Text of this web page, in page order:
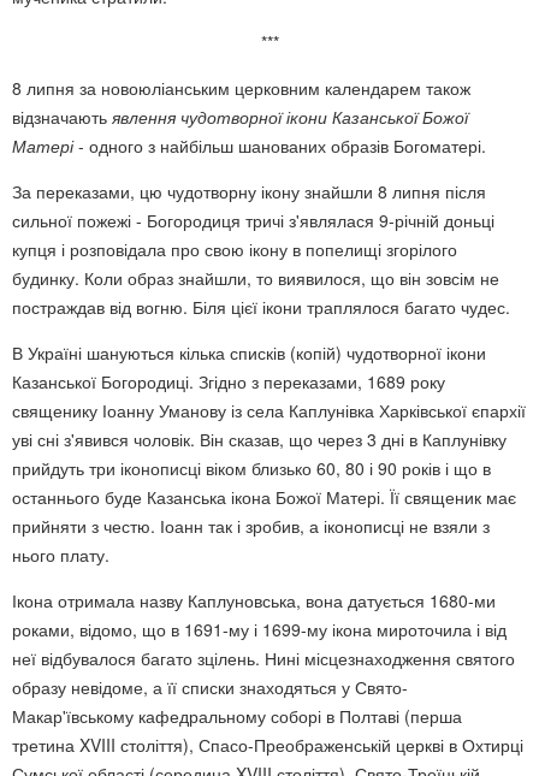
***
8 липня за новоюліанським церковним календарем також
відзначають явлення чудотворної ікони Казанської Божої
Матері- одного з найбільш шанованих образів Богоматері.
За переказами, цю чудотворну ікону знайшли 8 липня після
сильної пожежі - Богородиця тричі з'являлася 9-річній доньці
купця і розповідала про свою ікону в попелищі згорілого
будинку. Коли образ знайшли, то виявилося, що він зовсім не
постраждав від вогню. Біля цієї ікони траплялося багато чудес.
В Україні шануються кілька списків (копій) чудотворної ікони
Казанської Богородиці. Згідно з переказами, 1689 року
священику Іоанну Уманову із села Каплунівка Харківської єпархії
уві сні з'явився чоловік. Він сказав, що через 3 дні в Каплунівку
прийдуть три іконописці віком близько 60, 80 і 90 років і що в
останнього буде Казанська ікона Божої Матері. Її священик має
прийняти з честю. Іоанн так і зробив, а іконописці не взяли з
нього плату.
Ікона отримала назву Каплуновська, вона датується 1680-ми
роками, відомо, що в 1691-му і 1699-му ікона мироточила і від
неї відбувалося багато зцілень. Нині місцезнаходження святого
образу невідоме, а її списки знаходяться у Свято-
Макар'ївському кафедральному соборі в Полтаві (перша
третина XVIII століття), Спасо-Преображенській церкві в Охтирці